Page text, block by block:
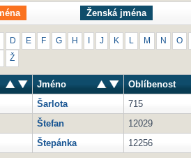
Ženská jména
D E F G H J K M N O
Ž
Jméno Oblíbenost
Šarlota 715
Štefan 12029
Štepánka 12256